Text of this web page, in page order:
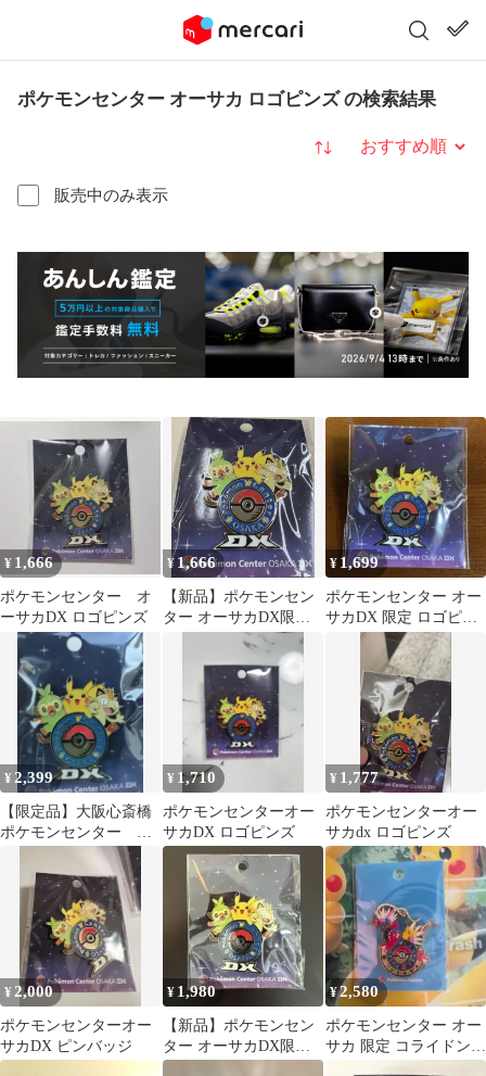
ポケモンセンター オーサカ ロゴピンズ の検索結果
販売中のみ表示
並び替え
¥ 1,666
ポケモンセンター オ
ーサカDX ロゴピンズ
¥ 1,666
【新品】ポケモンセン
ター オーサカDX限定
ロゴピンズ ピカチュ
¥ 1,699
ポケモンセンター オー
サカDX 限定 ロゴピン
¥ 2,399
【限定品】大阪心斎橋
ポケモンセンター 記
¥ 1,710
ポケモンセンターオー
サカDX ロゴピンズ
¥ 1,777
ポケモンセンターオー
サカdx ロゴピンズ
¥ 2,000
ポケモンセンターオー
サカDX ピンバッジ
¥ 1,980
【新品】ポケモンセン
ター オーサカDX限定
ロゴピンズ ピカチュ
¥2,580
ポケモンセンター オー
サカ 限定 コライドン